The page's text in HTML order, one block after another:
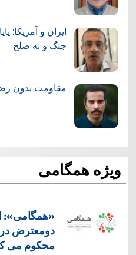
ایران و آمریکا:
جنگ و نه صلح
مقاومت بدون
ویژه همگامی
«همگامی»:
دومعترض
محکوم می